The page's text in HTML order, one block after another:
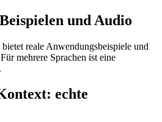
und Audio
reale Anwendungsbeispiele und
mehrere Sprachen ist eine
echte